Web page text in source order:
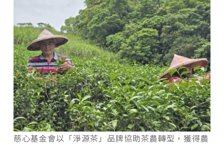
慈心基金會以「淨源茶」品牌協助茶農轉型，獲得農